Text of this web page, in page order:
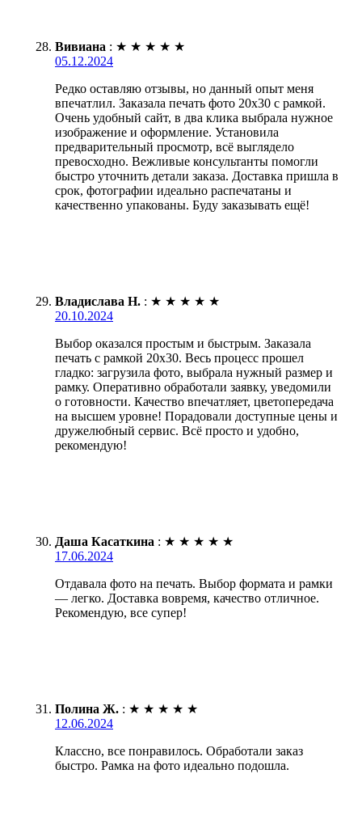
Вивиана : ★ ★ ★ ★ ★
05.12.2024
Редко оставляю отзывы, но данный опыт меня
впечатлил. Заказала печать фото 20х30 с рамкой.
Очень удобный сайт, в два клика выбрала нужное
изображение и оформление. Установила
предварительный просмотр, всё выглядело
превосходно. Вежливые консультанты помогли
быстро уточнить детали заказа. Доставка пришла в
срок, фотографии идеально распечатаны и
качественно упакованы. Буду заказывать ещё!
Владислава Н. : ★ ★ ★ ★ ★
20.10.2024
Выбор оказался простым и быстрым. Заказала
печать с рамкой 20х30. Весь процесс прошел
гладко: загрузила фото, выбрала нужный размер и
рамку. Оперативно обработали заявку, уведомили
о готовности. Качество впечатляет, цветопередача
на высшем уровне! Порадовали доступные цены и
дружелюбный сервис. Всё просто и удобно,
рекомендую!
Даша Касаткина : ★ ★ ★ ★ ★
17.06.2024
Отдавала фото на печать. Выбор формата и рамки
— легко. Доставка вовремя, качество отличное.
Рекомендую, все супер!
Полина Ж. : ★ ★ ★ ★ ★
12.06.2024
Классно, все понравилось. Обработали заказ
быстро. Рамка на фото идеально подошла.